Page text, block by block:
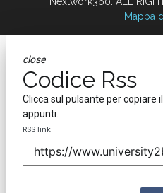
Mappa
close
Codice Rss
Clicca sul pulsante per copiare
appunti.
RSS link